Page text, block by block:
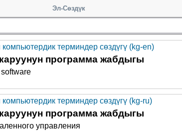
Эл-Сөздүк
терминдер сөздүгү (kg-en)
программа жабдыгы
терминдер сөздүгү (kg-ru)
программа жабдыгы
управления